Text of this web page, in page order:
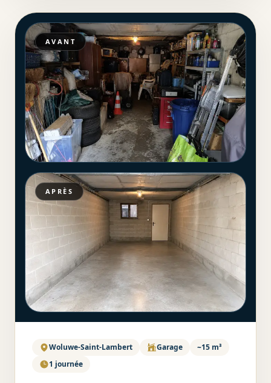
AVANT
APRÈS
Woluwe-Saint-Lambert Garage
~15 m³
1 journée